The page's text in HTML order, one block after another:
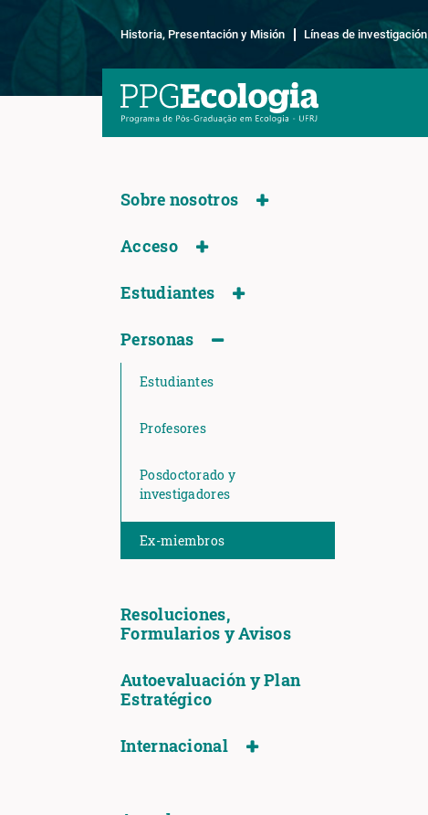
Historia, Presentación y Misión Líneas de investigación
Sobre nosotros
Acceso
Estudiantes
Personas
Estudiantes
Profesores
Posdoctorado y
investigadores
Ex-miembros
Resoluciones,
Formularios y Avisos
Autoevaluación y Plan
Estratégico
Internacional